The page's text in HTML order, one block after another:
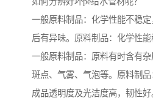
一般原料制品：化学性能不稳
后有异味。原料制品：化学性能
一般原料制品：原料有时含有
斑点、气雾、气泡等。原料制品
成品透明度及光洁度高，韧性好